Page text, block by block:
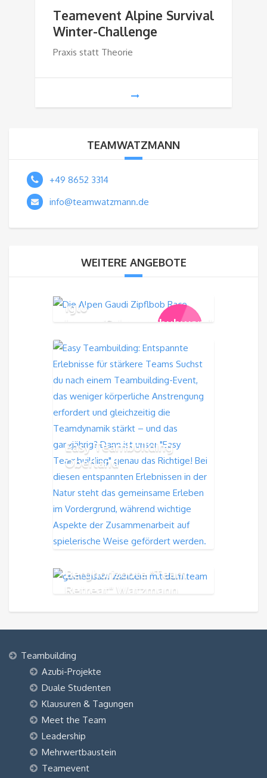
Teamevent Alpine Survival
Winter-Challenge
Praxis statt Theorie
TEAMWATZMANN
+49 8652 3314
info@teamwatzmann.de
WEITERE ANGEBOTE
179,00€
Iglu
bauen/Schneeschuhwandern/
Easy Teambuilding
Oberland
Berghorizonte "Team
Retreat" Watzmann
Teambuilding
Azubi-Projekte
Duale Studenten
Klausuren & Tagungen
Meet the Team
Leadership
Mehrwertbaustein
Teamevent